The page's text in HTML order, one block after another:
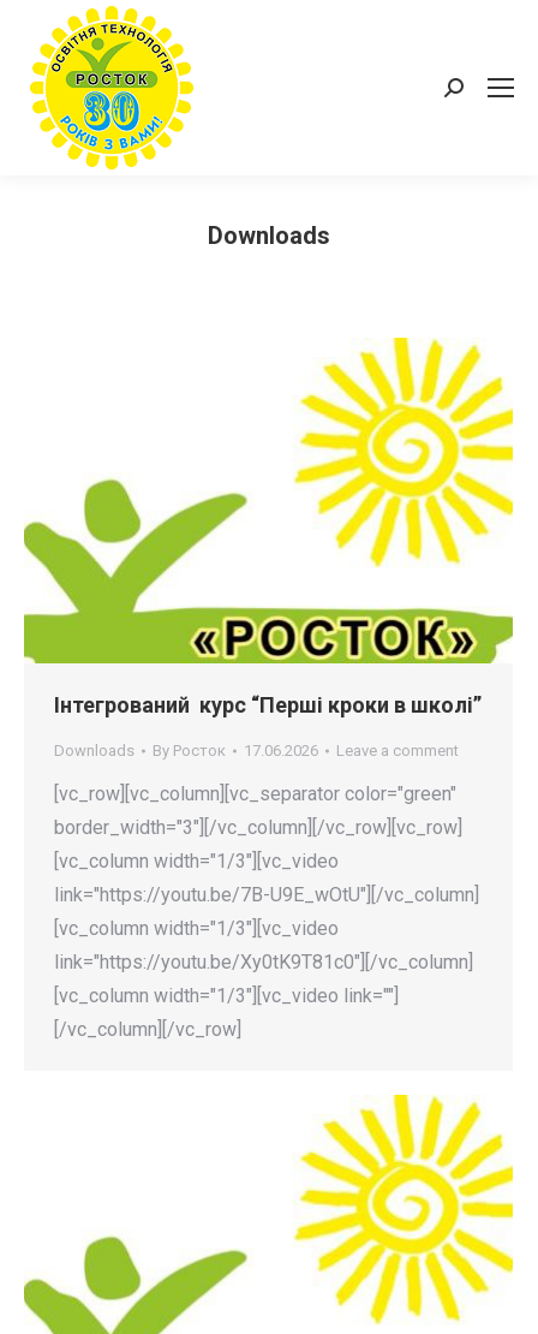
Пошук:
Downloads
Інтегрований курс “Перші кроки в школі”
Downloads By Росток 17.06.2026 Leave a comment
[vc_row][vc_column][vc_separator color="green"
border_width="3"][/vc_column][/vc_row][vc_row]
[vc_column width="1/3"][vc_video
link="https://youtu.be/7B-U9E_wOtU"][/vc_column]
[vc_column width="1/3"][vc_video
link="https://youtu.be/Xy0tK9T81c0"][/vc_column]
[vc_column width="1/3"][vc_video link=""]
[/vc_column][/vc_row]